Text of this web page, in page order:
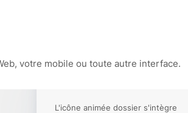
votre mobile ou toute autre interface.
L'icône animée dossier s'intègre